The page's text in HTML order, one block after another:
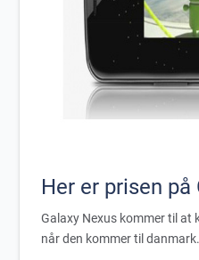
Her er prisen på
Galaxy Nexus kommer til at
når den kommer til danmark.